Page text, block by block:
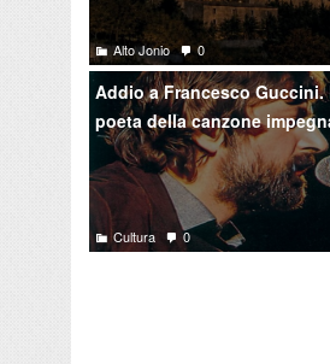
Alto Jonio 0
Addio a Francesco Guccini.
poeta della canzone
Cultura 0